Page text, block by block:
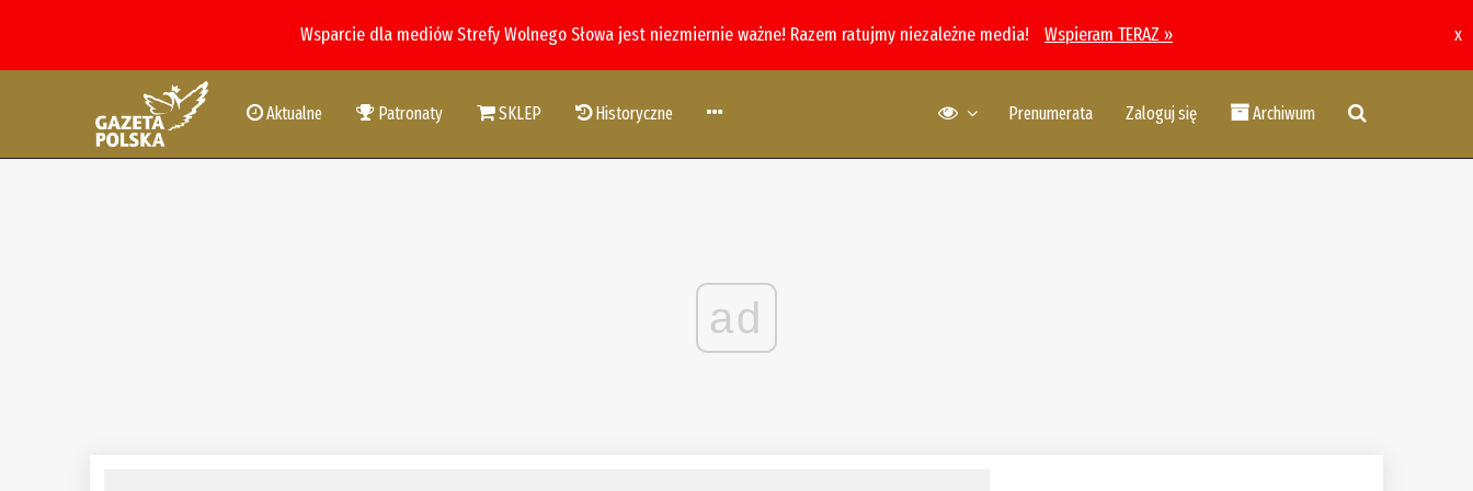
Wsparcie dla mediów Strefy Wolnego Słowa jest niezmiernie ważne! Razem ratujmy niezależne media! Wspieram TERAZ » x
Aktualne Patronaty SKLEP Historyczne Prenumerata Zaloguj się Archiwum
ad